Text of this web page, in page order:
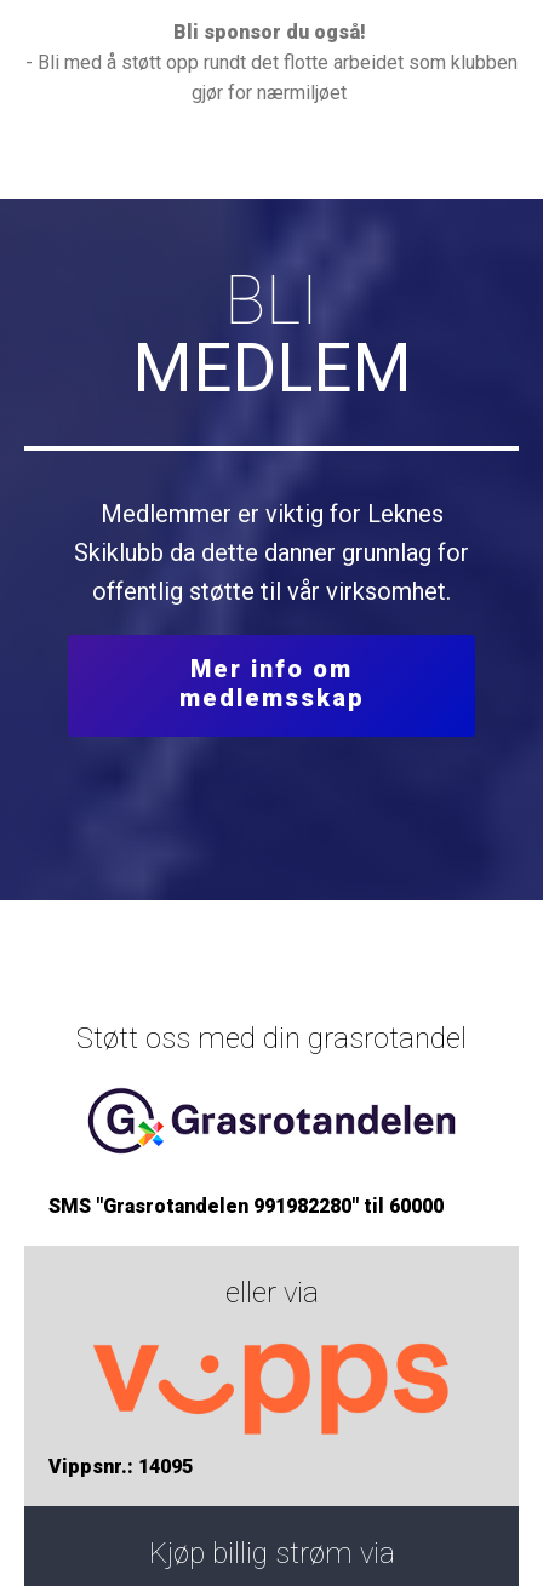
Bli sponsor du også!
- Bli med å støtt opp rundt det flotte arbeidet som klubben
gjør for nærmiljøet
BLI
MEDLEM
Medlemmer er viktig for Leknes
Skiklubb da dette danner grunnlag for
offentlig støtte til vår virksomhet.
Mer info om
medlemsskap
Støtt oss med din grasrotandel
SMS "Grasrotandelen 991982280" til 60000
eller via
Vippsnr.: 14095
Kjøp billig strøm via